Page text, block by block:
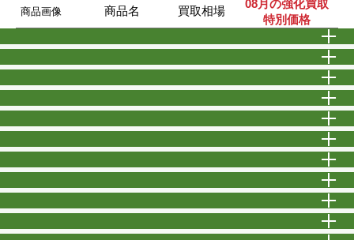
商品画像 商品名 買取相場
08月の強化買取
特別価格